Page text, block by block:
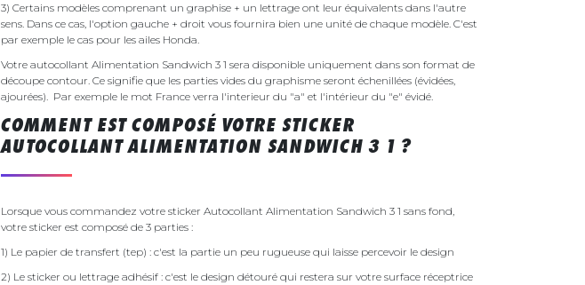
3) Certains modèles comprenant un graphise + un lettrage ont leur équivalents dans l'autre
sens. Dans ce cas, l'option gauche + droit vous fournira bien une unité de chaque modèle. C'est
par exemple le cas pour les ailes Honda.
Votre autocollant Alimentation Sandwich 3 1 sera disponible uniquement dans son format de
découpe contour. Ce signifie que les parties vides du graphisme seront échenillées (évidées,
ajourées). Par exemple le mot France verra l'interieur du "a" et l'intérieur du "e" évidé.
COMMENT EST COMPOSÉ VOTRE STICKER
AUTOCOLLANT ALIMENTATION SANDWICH 3 1 ?
Lorsque vous commandez votre sticker Autocollant Alimentation Sandwich 3 1 sans fond,
votre sticker est composé de 3 parties :
1) Le papier de transfert (tep) : c'est la partie un peu rugueuse qui laisse percevoir le design
2) Le sticker ou lettrage adhésif : c'est le design détouré qui restera sur votre surface réceptrice